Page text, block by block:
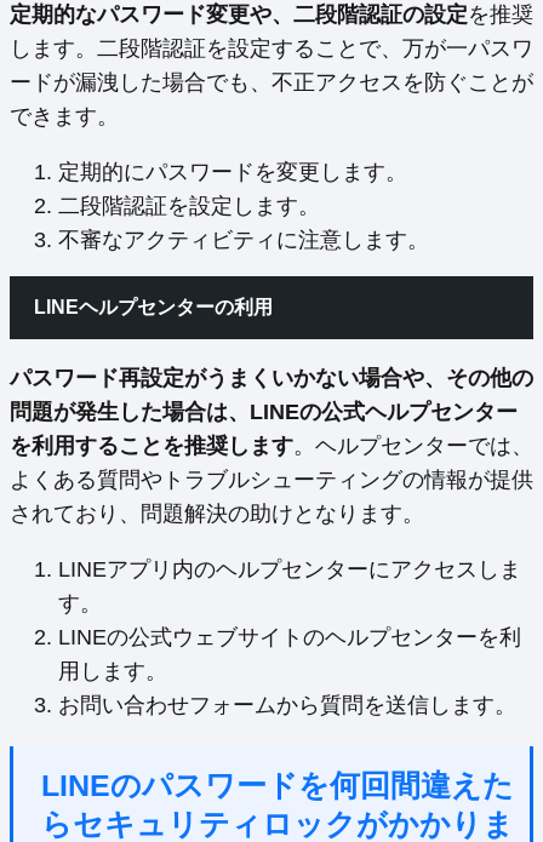
定期的なパスワード変更や、二段階認証の設定を推奨
します。二段階認証を設定することで、万が一パスワ
ードが漏洩した場合でも、不正アクセスを防ぐことが
できます。
定期的にパスワードを変更します。
二段階認証を設定します。
不審なアクティビティに注意します。
LINEヘルプセンターの利用
パスワード再設定がうまくいかない場合や、その他の
問題が発生した場合は、LINEの公式ヘルプセンター
を利用することを推奨します。ヘルプセンターでは、
よくある質問やトラブルシューティングの情報が提供
されており、問題解決の助けとなります。
LINEアプリ内のヘルプセンターにアクセスしま
す。
LINEの公式ウェブサイトのヘルプセンターを利
用します。
お問い合わせフォームから質問を送信します。
LINEのパスワードを何回間違えた
らセキュリティロックがかかりま